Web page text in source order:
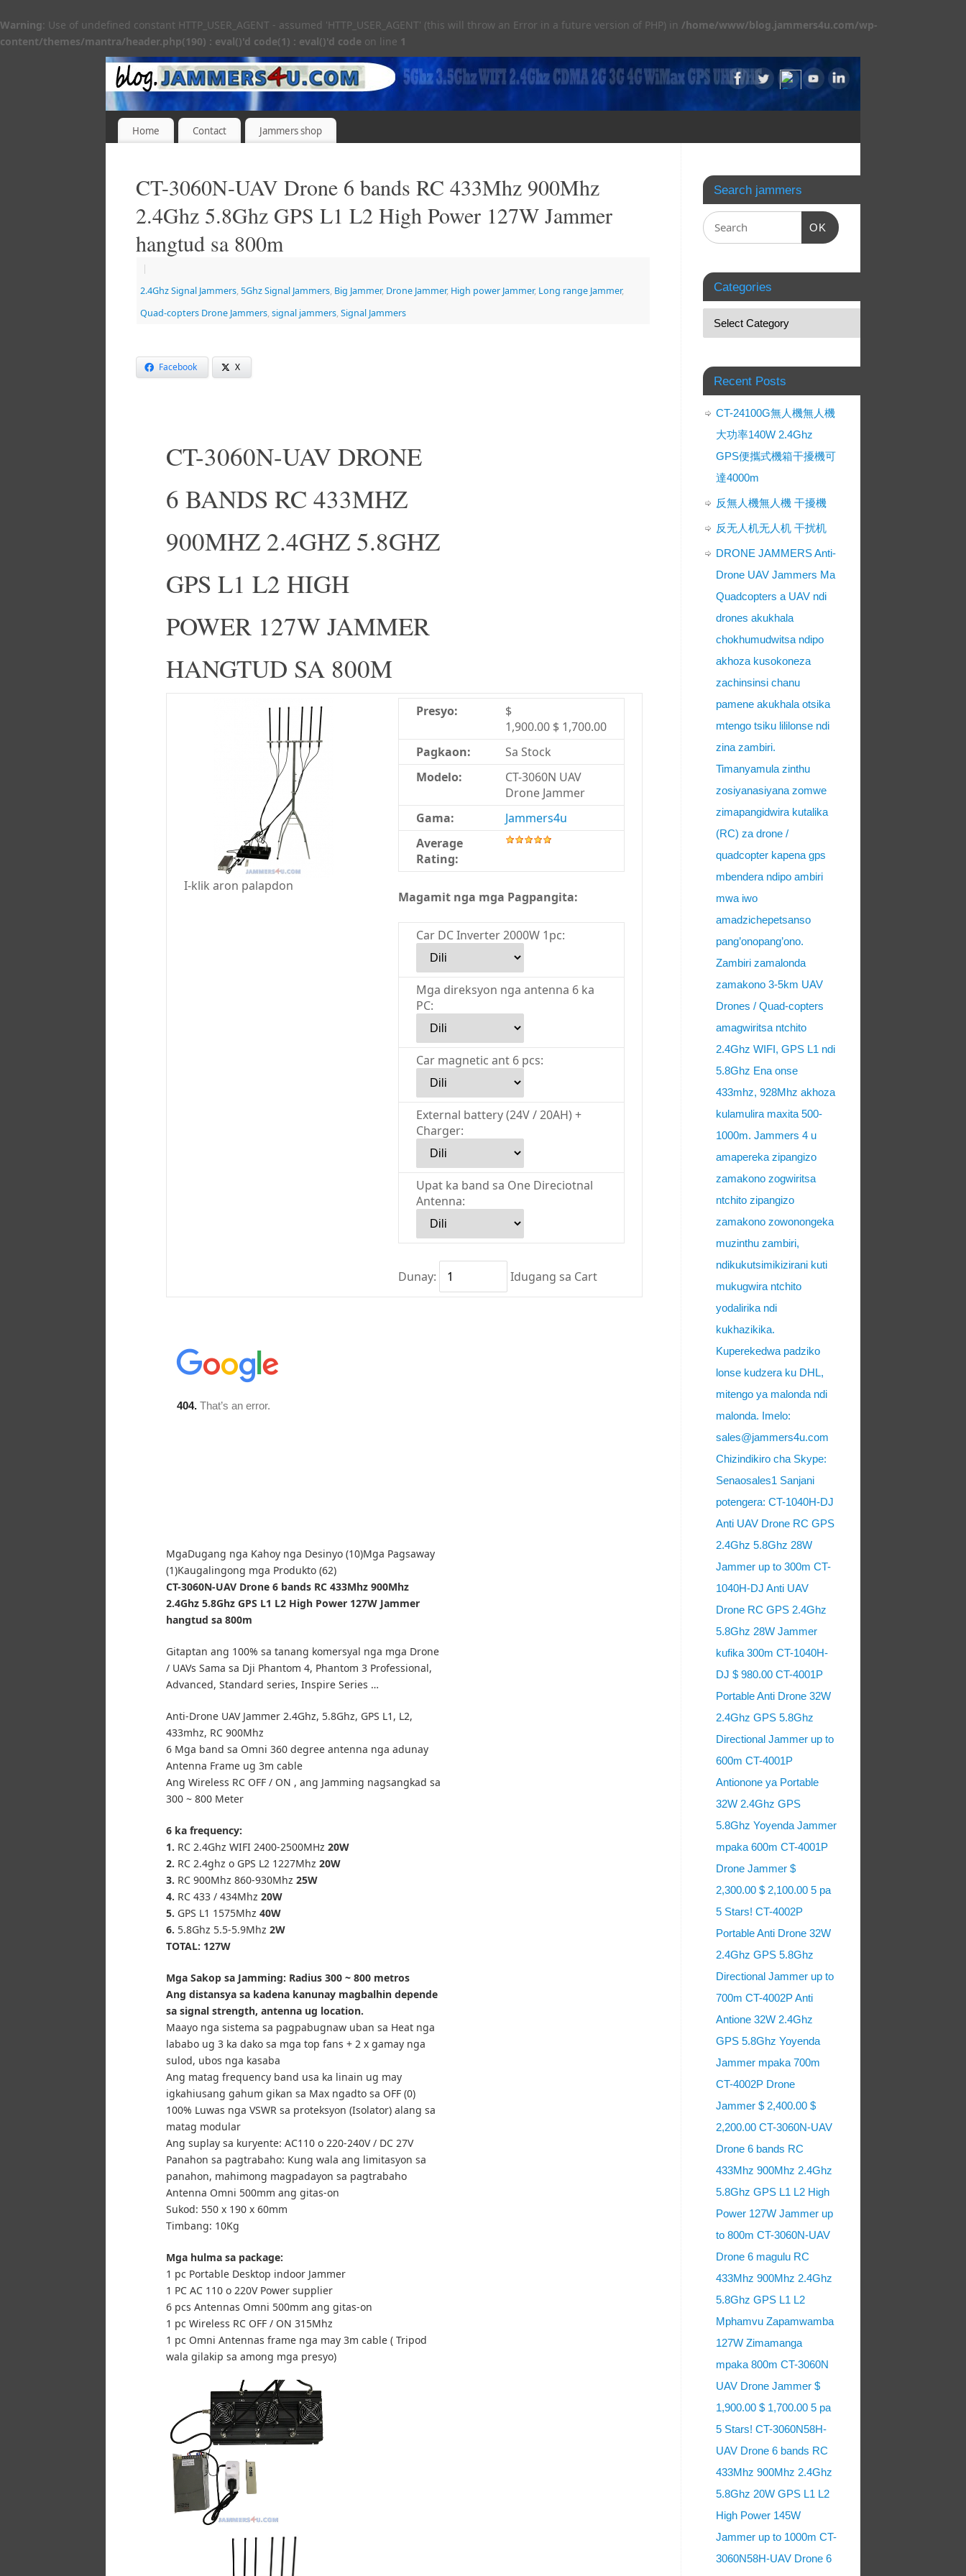
Warning: Use of undefined constant HTTP_USER_AGENT - assumed 'HTTP_USER_AGENT' (this will throw an Error in a future version of PHP) in /home/www/blog.jammers4u.com/wp-
content/themes/mantra/header.php(190) : eval()'d code(1) : eval()'d code on line 1
Home Contact Jammers shop
CT-3060N-UAV Drone 6 bands RC 433Mhz 900Mhz
2.4Ghz 5.8Ghz GPS L1 L2 High Power 127W Jammer
hangtud sa 800m
|
2.4Ghz Signal Jammers, 5Ghz Signal Jammers, Big Jammer, Drone Jammer, High power Jammer, Long range Jammer,
Quad-copters Drone Jammers, signal jammers, Signal Jammers
Facebook X
CT-3060N-UAV DRONE
6 BANDS RC 433MHZ
900MHZ 2.4GHZ 5.8GHZ
GPS L1 L2 HIGH
POWER 127W JAMMER
HANGTUD SA 800M
I-klik aron palapdon
Presyo:
$
1,900.00 $ 1,700.00
Pagkaon:
Sa Stock
Modelo:
CT-3060N UAV
Drone Jammer
Gama:
Jammers4u
Average
Rating:
Magamit nga mga Pagpangita:
Car DC Inverter 2000W 1pc:
Mga direksyon nga antenna 6 ka
PC:
Car magnetic ant 6 pcs:
External battery (24V / 20AH) +
Charger:
Upat ka band sa One Direciotnal
Antenna:
Dunay: Idugang sa Cart
MgaDugang nga Kahoy nga Desinyo (10)Mga Pagsaway
(1)Kaugalingong mga Produkto (62)
CT-3060N-UAV Drone 6 bands RC 433Mhz 900Mhz
2.4Ghz 5.8Ghz GPS L1 L2 High Power 127W Jammer
hangtud sa 800m
Gitaptan ang 100% sa tanang komersyal nga mga Drone
/ UAVs Sama sa Dji Phantom 4, Phantom 3 Professional,
Advanced, Standard series, Inspire Series …
Anti-Drone UAV Jammer 2.4Ghz, 5.8Ghz, GPS L1, L2,
433mhz, RC 900Mhz
6 Mga band sa Omni 360 degree antenna nga adunay
Antenna Frame ug 3m cable
Ang Wireless RC OFF / ON , ang Jamming nagsangkad sa
300 ~ 800 Meter
6 ka frequency:
1. RC 2.4Ghz WIFI 2400-2500MHz 20W
2. RC 2.4ghz o GPS L2 1227Mhz 20W
3. RC 900Mhz 860-930Mhz 25W
4. RC 433 / 434Mhz 20W
5. GPS L1 1575Mhz 40W
6. 5.8Ghz 5.5-5.9Mhz 2W
TOTAL: 127W
Mga Sakop sa Jamming: Radius 300 ~ 800 metros
Ang distansya sa kadena kanunay magbalhin depende
sa signal strength, antenna ug location.
Maayo nga sistema sa pagpabugnaw uban sa Heat nga
lababo ug 3 ka dako sa mga top fans + 2 x gamay nga
sulod, ubos nga kasaba
Ang matag frequency band usa ka linain ug may
igkahiusang gahum gikan sa Max ngadto sa OFF (0)
100% Luwas nga VSWR sa proteksyon (Isolator) alang sa
matag modular
Ang suplay sa kuryente: AC110 o 220-240V / DC 27V
Panahon sa pagtrabaho: Kung wala ang limitasyon sa
panahon, mahimong magpadayon sa pagtrabaho
Antenna Omni 500mm ang gitas-on
Sukod: 550 x 190 x 60mm
Timbang: 10Kg
Mga hulma sa package:
1 pc Portable Desktop indoor Jammer
1 PC AC 110 o 220V Power supplier
6 pcs Antennas Omni 500mm ang gitas-on
1 pc Wireless RC OFF / ON 315Mhz
1 pc Omni Antennas frame nga may 3m cable ( Tripod
wala gilakip sa among mga presyo)
Search jammers
OK
Categories
Recent Posts
CT-24100G無人機無人機
大功率140W 2.4Ghz
GPS便攜式機箱干擾機可
達4000m
反無人機無人機 干擾機
反无人机无人机 干扰机
DRONE JAMMERS Anti-
Drone UAV Jammers Ma
Quadcopters a UAV ndi
drones akukhala
chokhumudwitsa ndipo
akhoza kusokoneza
zachinsinsi chanu
pamene akukhala otsika
mtengo tsiku lililonse ndi
zina zambiri.
Timanyamula zinthu
zosiyanasiyana zomwe
zimapangidwira kutalika
(RC) za drone /
quadcopter kapena gps
mbendera ndipo ambiri
mwa iwo
amadzichepetsanso
pang’onopang’ono.
Zambiri zamalonda
zamakono 3-5km UAV
Drones / Quad-copters
amagwiritsa ntchito
2.4Ghz WIFI, GPS L1 ndi
5.8Ghz Ena onse
433mhz, 928Mhz akhoza
kulamulira maxita 500-
1000m. Jammers 4 u
amapereka zipangizo
zamakono zogwiritsa
ntchito zipangizo
zamakono zowonongeka
muzinthu zambiri,
ndikukutsimikizirani kuti
mukugwira ntchito
yodalirika ndi
kukhazikika.
Kuperekedwa padziko
lonse kudzera ku DHL,
mitengo ya malonda ndi
malonda. Imelo:
sales@jammers4u.com
Chizindikiro cha Skype:
Senaosales1 Sanjani
potengera: CT-1040H-DJ
Anti UAV Drone RC GPS
2.4Ghz 5.8Ghz 28W
Jammer up to 300m CT-
1040H-DJ Anti UAV
Drone RC GPS 2.4Ghz
5.8Ghz 28W Jammer
kufika 300m CT-1040H-
DJ $ 980.00 CT-4001P
Portable Anti Drone 32W
2.4Ghz GPS 5.8Ghz
Directional Jammer up to
600m CT-4001P
Antionone ya Portable
32W 2.4Ghz GPS
5.8Ghz Yoyenda Jammer
mpaka 600m CT-4001P
Drone Jammer $
2,300.00 $ 2,100.00 5 pa
5 Stars! CT-4002P
Portable Anti Drone 32W
2.4Ghz GPS 5.8Ghz
Directional Jammer up to
700m CT-4002P Anti
Antione 32W 2.4Ghz
GPS 5.8Ghz Yoyenda
Jammer mpaka 700m
CT-4002P Drone
Jammer $ 2,400.00 $
2,200.00 CT-3060N-UAV
Drone 6 bands RC
433Mhz 900Mhz 2.4Ghz
5.8Ghz GPS L1 L2 High
Power 127W Jammer up
to 800m CT-3060N-UAV
Drone 6 magulu RC
433Mhz 900Mhz 2.4Ghz
5.8Ghz GPS L1 L2
Mphamvu Zapamwamba
127W Zimamanga
mpaka 800m CT-3060N
UAV Drone Jammer $
1,900.00 $ 1,700.00 5 pa
5 Stars! CT-3060N58H-
UAV Drone 6 bands RC
433Mhz 900Mhz 2.4Ghz
5.8Ghz 20W GPS L1 L2
High Power 145W
Jammer up to 1000m CT-
3060N58H-UAV Drone 6